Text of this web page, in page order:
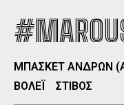
ΜΠΑΣΚΕΤ ΑΝΔΡΩΝ
ΒΟΛΕΪ
ΣΤΙΒΟΣ